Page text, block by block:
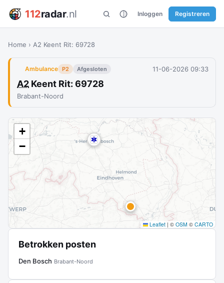
112radar.nl Inloggen Registreren
Home › A2 Keent Rit: 69728
Ambulance P2 Afgesloten 11-06-2026 09:33
A2 Keent Rit: 69728
Brabant-Noord
+
−
Leaflet | © OSM © CARTO
Betrokken posten
Den Bosch Brabant-Noord